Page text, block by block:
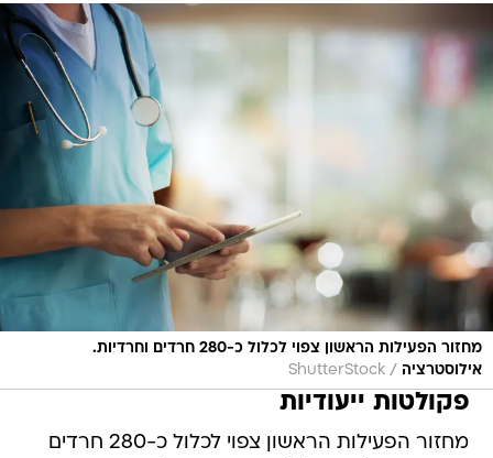
מחזור הפעילות הראשון צפוי לכלול כ-280 חרדים וחרדיות.
אילוסטרציה
/
ShutterStock
פקולטות ייעודיות
מחזור הפעילות הראשון צפוי לכלול כ-280 חרדים
וחרדיות בכל המסלולים השונים, החל ממכינות
והכשרות ועד ליווי לסטודנטים שכבר התקבלו